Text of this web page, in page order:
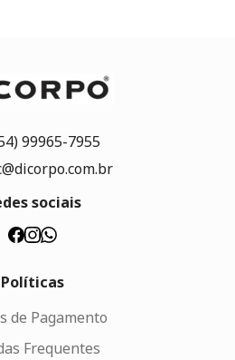
99965-7955
sociais
Políticas
de Pagamento
Frequentes